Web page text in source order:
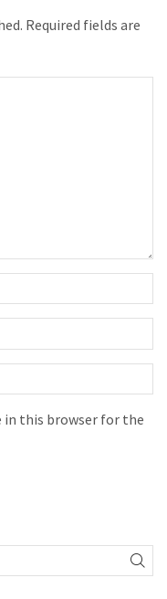
Required fields are
in this browser for the